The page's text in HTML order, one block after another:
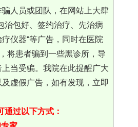
人员或团队，在网站上大肆
治包好、签约治疗、先治病
仪器“等广告，同时在医院
将患者骗到一些黑诊所，导
当受骗。我院在此提醒广大
虚假广告，如有发现，立即
通过以下方式：